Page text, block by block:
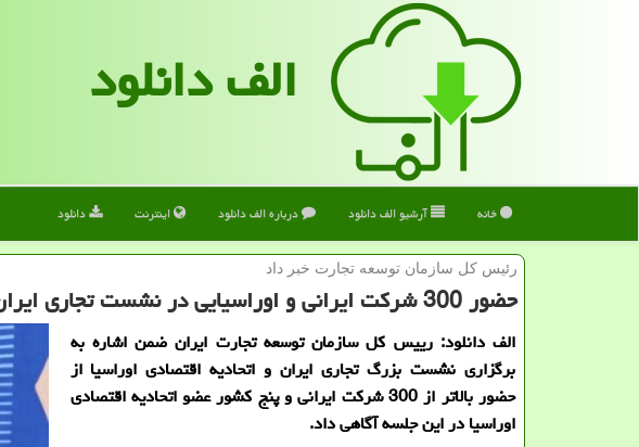
الف دانلود
خانه آرشیو الف دانلود درباره الف دانلود اینترنت دانلود
رئیس كل سازمان توسعه تجارت خبر داد
حضور 300 شرکت ایرانی و اوراسیایی در نشست تجاری ایران و اوراسیا
الف دانلود: رییس کل سازمان توسعه تجارت ایران ضمن اشاره به
برگزاری نشست بزرگ تجاری ایران و اتحادیه اقتصادی اوراسیا از
حضور بالاتر از 300 شرکت ایرانی و پنج کشور عضو اتحادیه اقتصادی
اوراسیا در این جلسه آگاهی داد.